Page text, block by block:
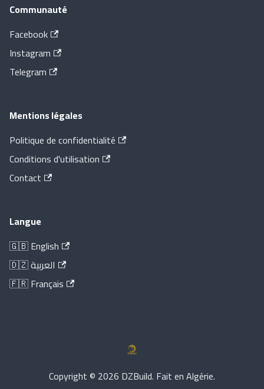
Communauté
Facebook
Instagram
Telegram
Mentions légales
Politique de confidentialité
Conditions d'utilisation
Contact
Langue
🇬🇧 English
🇩🇿 العربية
🇫🇷 Français
Copyright © 2026 DZBuild. Fait en Algérie.